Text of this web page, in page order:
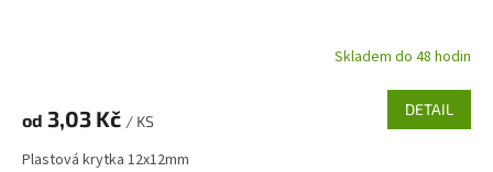
Skladem do 48 hodin
od 3,03 Kč / KS
DETAIL
Plastová krytka 12x12mm